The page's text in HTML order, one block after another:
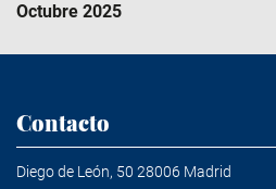
Octubre 2025
Contacto
Diego de León, 50 28006 Madrid